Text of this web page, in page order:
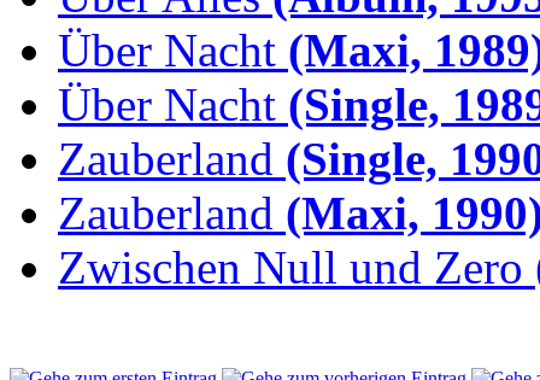
Über Nacht (Maxi,
Über Nacht (Single,
Zauberland (Single,
Zauberland (Maxi,
Zwischen Null und Zero